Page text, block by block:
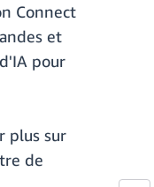
Connect
et
pour
plus sur
de